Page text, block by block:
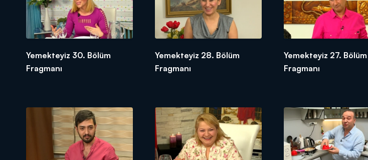
Yemekteyiz 30. Bölüm
Fragmanı
Yemekteyiz 28. Bölüm
Fragmanı
Yemekteyiz 27. Bölüm
Fragmanı